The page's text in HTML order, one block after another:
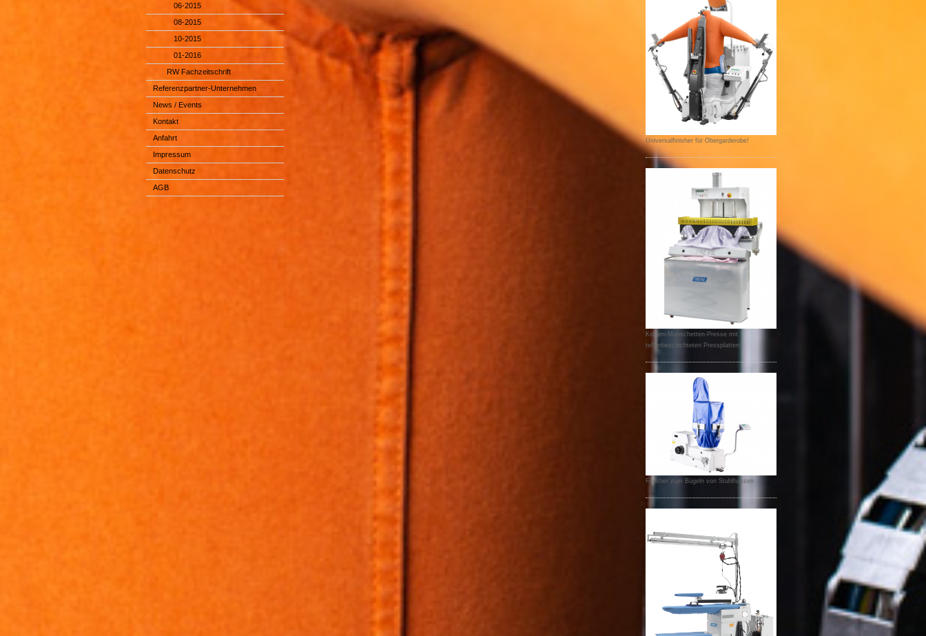
06-2015
08-2015
10-2015
01-2016
RW Fachzeitschrift
Referenzpartner-Unternehmen
News / Events
Kontakt
Anfahrt
Impressum
Datenschutz
AGB
Universalfinisher für Obergarderobe!
Kragen-Manschetten-Presse mit
teflonbeschichteten Pressplatten!
Finisher zum Bügeln von Stuhlhussen